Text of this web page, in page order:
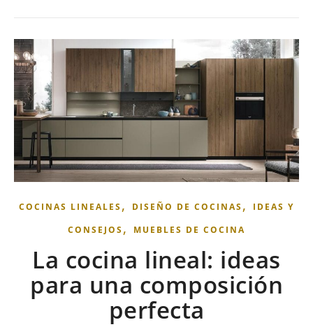
COCINAS LINEALES, DISEÑO DE COCINAS,
IDEAS Y
CONSEJOS, MUEBLES DE COCINA
La cocina lineal: ideas
para una composición
perfecta